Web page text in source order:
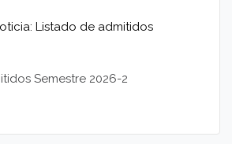
Semestre 2026-2